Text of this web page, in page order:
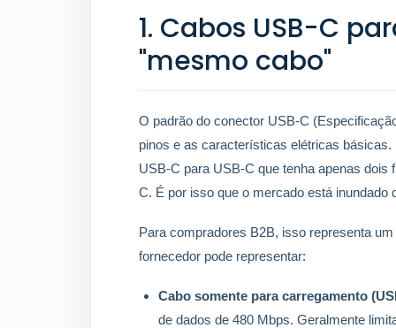
1. Cabos USB-C
"mesmo cabo"
O padrão do conector USB-C
pinos e as características elétricas básicas.
USB-C para USB-C que tenha apenas
C. É por isso que o mercado está
Para compradores B2B, isso representa
fornecedor pode representar:
Cabo somente para carregamento
de dados de 480 Mbps. Geralmente